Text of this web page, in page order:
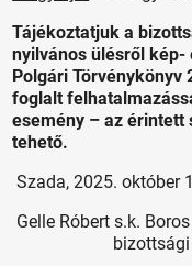
Tájékoztatjuk a
nyilvános ülésről kép-
Polgári
foglalt
esemény – az érintett
tehető.
Szada, 2025. október
Gelle Róbert s.k.
bizottsági